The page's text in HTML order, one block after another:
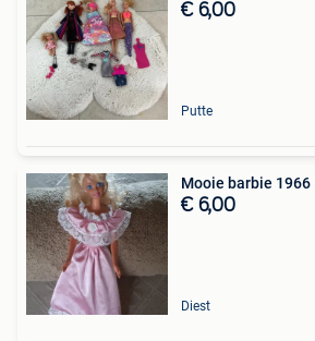
€ 6,00
Putte
Mooie barbie 1966
€ 6,00
Diest